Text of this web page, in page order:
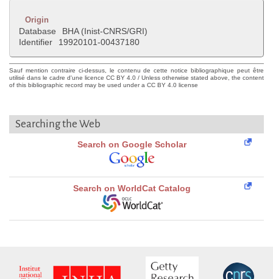
Origin
Database
BHA (Inist-CNRS/GRI)
Identifier
19920101-00437180
Sauf mention contraire ci-dessus, le contenu de cette notice bibliographique peut être
utilisé dans le cadre d'une licence CC BY 4.0 / Unless otherwise stated above, the content
of this bibliographic record may be used under a CC BY 4.0 license
Searching the Web
Search on Google Scholar
Search on WorldCat Catalog